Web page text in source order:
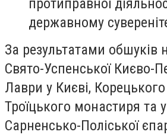
протиправної
державному
За результатами обшуків
Свято-Успенської Києво-
Лаври у Києві,
Троїцького монастиря та
Сарненсько-Поліської